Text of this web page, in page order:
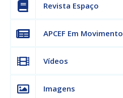
Revista Espaço
APCEF Em Movimento
Vídeos
Imagens